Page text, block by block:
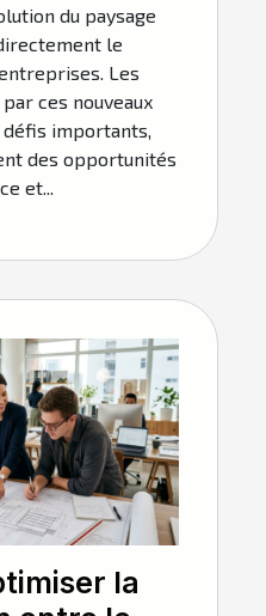
du paysage
le
Les
ces nouveaux
importants,
des opportunités
et...
la